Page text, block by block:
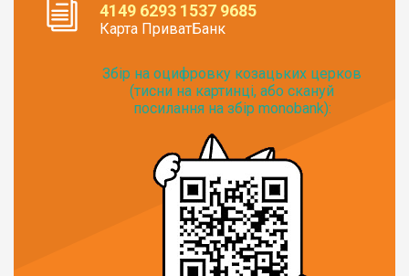
4149 6293 1537 9685
Карта ПриватБанк
Збір на оцифровку козацьких церков
(тисни на картинці, або скануй
посилання на збір monobank):